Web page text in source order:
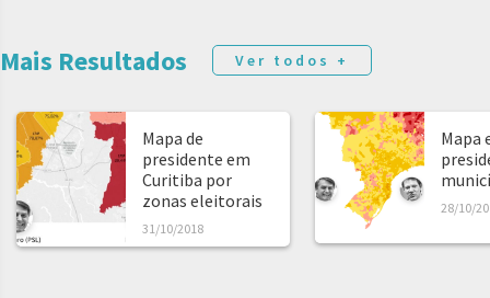
Mais Resultados Ver todos +
Mapa de
presidente em
Curitiba por
zonas eleitorais
31/10/2018
Mapa
28/10/